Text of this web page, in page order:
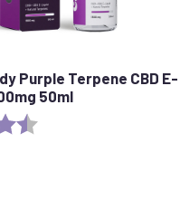
Purple Terpene CBD E-
50ml